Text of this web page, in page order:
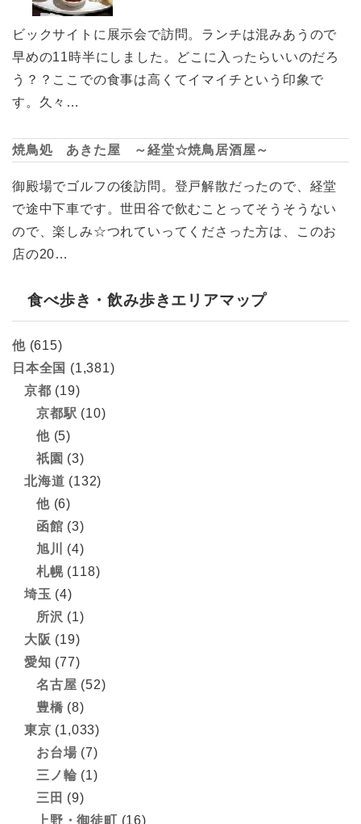
ビックサイトに展示会で訪問。ランチは混みあうので
早めの11時半にしました。どこに入ったらいいのだろ
う？？ここでの食事は高くてイマイチという印象で
す。久々…
焼鳥処 あきた屋 ～経堂☆焼鳥居酒屋～
御殿場でゴルフの後訪問。登戸解散だったので、経堂
で途中下車です。世田谷で飲むことってそうそうない
ので、楽しみ☆つれていってくださった方は、このお
店の20…
食べ歩き・飲み歩きエリアマップ
他(615)
日本全国 (1,381)
京都 (19)
京都駅 (10)
他(5)
祇園 (3)
北海道 (132)
他(6)
函館 (3)
旭川
(4)
札幌(118)
埼玉 (4)
所沢 (1)
大阪 (19)
愛知 (77)
名古屋 (52)
豊橋 (8)
東京 (1,033)
お台場 (7)
三ノ輪 (1)
三田 (9)
上野・御徒町 (16)